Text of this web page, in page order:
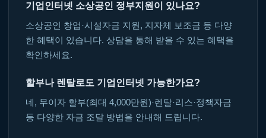
기업인터넷 소상공인 정부지원이 있나요?
소상공인 창업·시설자금 지원, 지자체 보조금 등 다양
한 혜택이 있습니다. 상담을 통해 받을 수 있는 혜택을
확인하세요.
할부나 렌탈로도 기업인터넷 가능한가요?
네, 무이자 할부(최대 4,000만원)·렌탈·리스·정책자금
등 다양한 자금 조달 방법을 안내해 드립니다.